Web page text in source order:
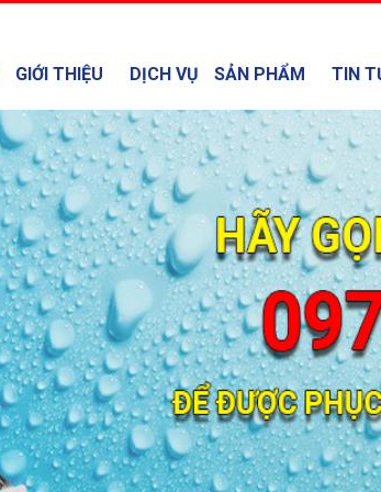
GIỚI THIỆU DỊCH VỤ SẢN PHẨM TIN